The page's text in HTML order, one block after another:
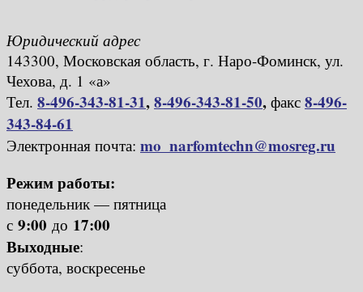
Юридический адрес
143300, Московская область, г. Наро-Фоминск, ул.
Чехова, д. 1 «а»
Тел. 8-496-343-81-31,8-496-343-81-50, факс 8-496-
343-84-61
Электронная почта: mo_narfomtechn@mosreg.ru
Режим работы:
понедельник — пятница
с 9:00 до 17:00
Выходные:
суббота, воскресенье